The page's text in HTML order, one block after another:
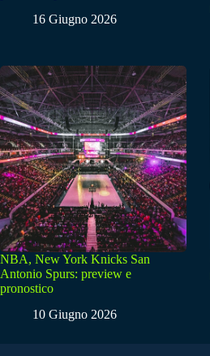
16 Giugno 2026
NBA, New York Knicks San
Antonio Spurs: preview e
pronostico
10 Giugno 2026